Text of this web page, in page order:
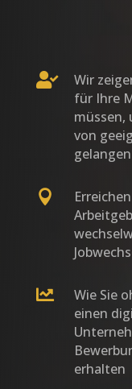

Wir
für Ihre
müssen,
von
gelangen


Wie Sie
einen
erhalten